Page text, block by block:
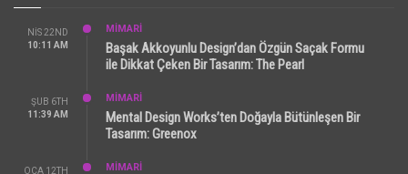
NIS 22ND
10:11 AM
MİMARİ
Başak Akkoyunlu Design’dan Özgün Saçak Formu
ile Dikkat Çeken Bir Tasarım: The Pearl
ŞUB 6TH
11:39 AM
MİMARİ
Mental Design Works’ten Doğayla Bütünleşen Bir
Tasarım: Greenox
OCA 12TH
MİMARİ